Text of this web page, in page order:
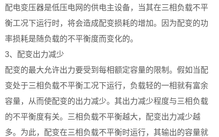
配电变压器是低压电网的供电主设备，当其在三相负载不平
衡工况下运行时，将会造成配变损耗的增加。因为配变的功
率损耗是随负载的不平衡度而变化的。
3、配变出力减少
配变的最大允许出力要受到每相额定容量的限制。假如当配
变处于三相负载不平衡工况下运行，负载轻的一相就有富余
容量，从而使配变的出力减少。其出力减少程度与三相负载
的不平衡度有关。三相负载不平衡越大，配变出力减少越
多。为此，配变在三相负载不平衡时运行，其输出的容量就